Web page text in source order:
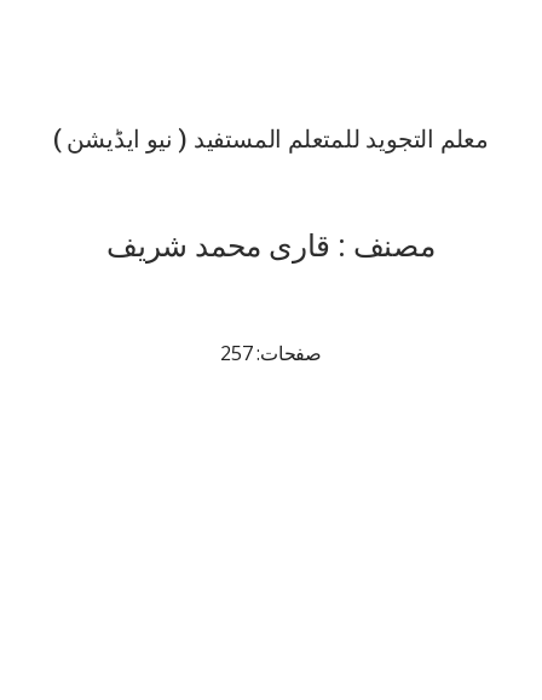
معلم التجوید للمتعلم المستفید ( نیو ایڈیشن )
مصنف : قاری محمد شریف
صفحات: 257